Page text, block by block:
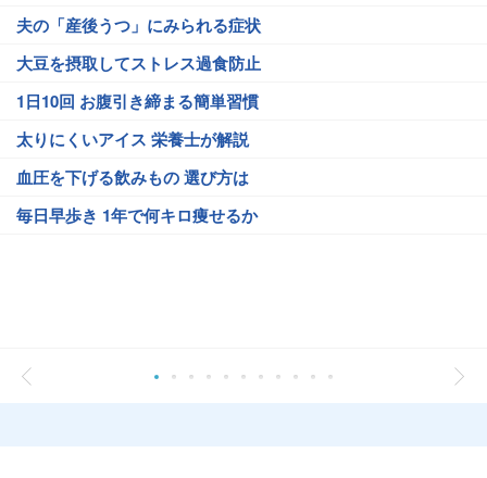
夫の「産後うつ」にみられる症状
大豆を摂取してストレス過食防止
1日10回 お腹引き締まる簡単習慣
太りにくいアイス 栄養士が解説
血圧を下げる飲みもの 選び方は
毎日早歩き 1年で何キロ痩せるか